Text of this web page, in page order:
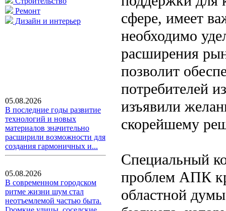
Ремонт
Дизайн и интерьер
05.08.2026
В последние годы развитие
технологий и новых
материалов значительно
расширили возможности для
создания гармоничных и...
05.08.2026
В современном городском
ритме жизни шум стал
неотъемлемой частью быта.
сфере, имеет
необходимо
расширения
позволит
потребителей
изъявили
скорейшему
Специальный
проблем АПК
областной